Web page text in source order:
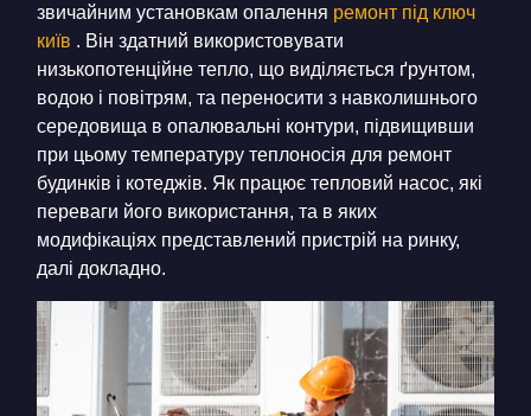
звичайним установкам опалення ремонт під ключ
київ . Він здатний використовувати
низькопотенційне тепло, що виділяється ґрунтом,
водою і повітрям, та переносити з навколишнього
середовища в опалювальні контури, підвищивши
при цьому температуру теплоносія для ремонт
будинків і котеджів. Як працює тепловий насос, які
переваги його використання, та в яких
модифікаціях представлений пристрій на ринку,
далі докладно.